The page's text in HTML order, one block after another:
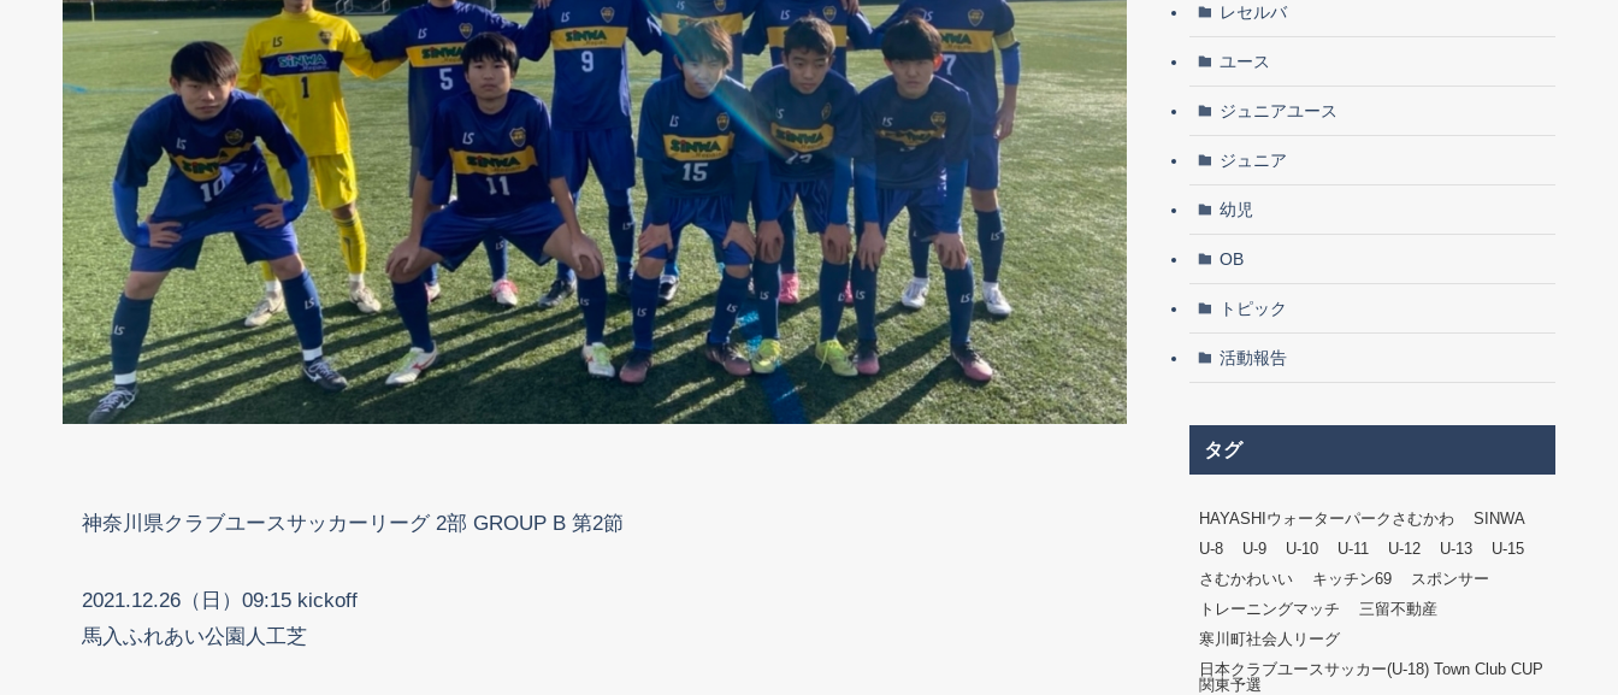
神奈川県クラブユースサッカーリーグ 2部 GROUP B 第2節
2021.12.26（日）09:15 kickoff
馬入ふれあい公園人工芝
レセルバ
ユース
ジュニアユース
ジュニア
幼児
OB
トピック
活動報告
タグ
HAYASHIウォーターパークさむかわ
SINWA
U-8
U-9 U-10 U-11 U-12 U-13
U-15
さむかわいい
キッチン69
スポンサー
トレーニングマッチ
三留不動産
寒川町社会人リーグ
日本クラブユースサッカー(U-18) Town Club CUP
関東予選